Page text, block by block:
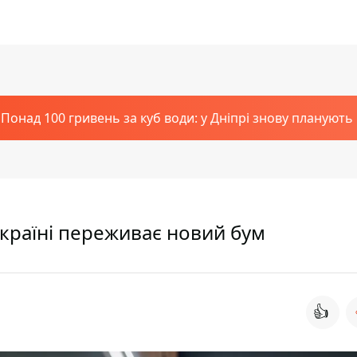
Понад 100 гривень за куб води: у Дніпрі знову
переживає новий бум
👍